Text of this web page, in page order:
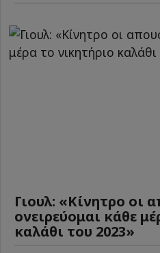
Γιουλ: «Κίνητρο οι
ονειρεύομαι κάθε
καλάθι του 2023»